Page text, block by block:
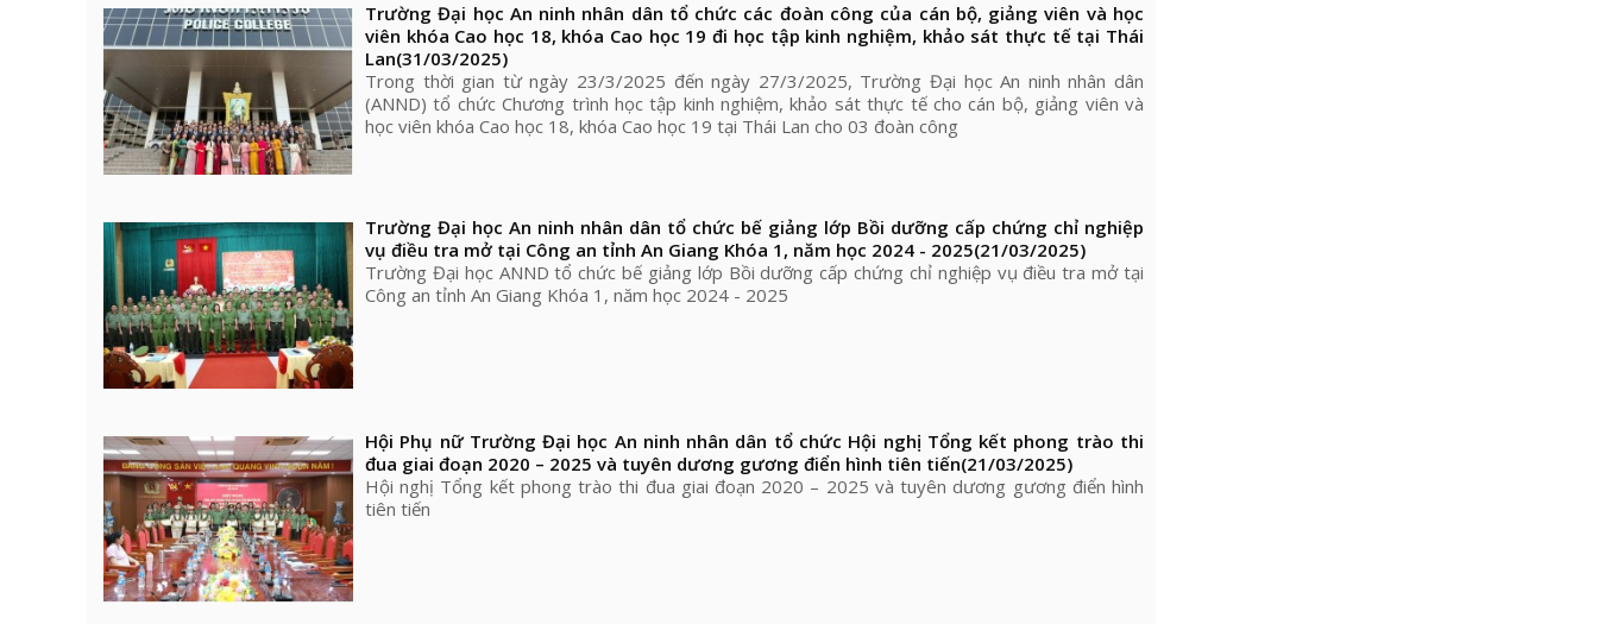
Trường Đại học An ninh nhân dân tổ chức các đoàn công của cán bộ, giảng viên và học
viên khóa Cao học 18, khóa Cao học 19 đi học tập kinh nghiệm, khảo sát thực tế tại Thái
Lan(31/03/2025)
Trong thời gian từ ngày 23/3/2025 đến ngày 27/3/2025, Trường Đại học An ninh nhân dân
(ANND) tổ chức Chương trình học tập kinh nghiệm, khảo sát thực tế cho cán bộ, giảng viên và
học viên khóa Cao học 18, khóa Cao học 19 tại Thái Lan cho 03 đoàn công
Trường Đại học An ninh nhân dân tổ chức bế giảng lớp Bồi dưỡng cấp chứng chỉ nghiệp
vụ điều tra mở tại Công an tỉnh An Giang Khóa 1, năm học 2024 - 2025(21/03/2025)
Trường Đại học ANND tổ chức bế giảng lớp Bồi dưỡng cấp chứng chỉ nghiệp vụ điều tra mở tại
Công an tỉnh An Giang Khóa 1, năm học 2024 - 2025
Hội Phụ nữ Trường Đại học An ninh nhân dân tổ chức Hội nghị Tổng kết phong trào thi
đua giai đoạn 2020 – 2025 và tuyên dương gương điển hình tiên tiến(21/03/2025)
Hội nghị Tổng kết phong trào thi đua giai đoạn 2020 – 2025 và tuyên dương gương điển hình
tiên tiến